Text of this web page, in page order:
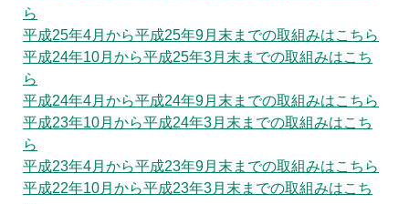
ら
平成25年4月から平成25年9月末までの取組みはこちら
平成24年10月から平成25年3月末までの取組みはこち
ら
平成24年4月から平成24年9月末までの取組みはこちら
平成23年10月から平成24年3月末までの取組みはこち
ら
平成23年4月から平成23年9月末までの取組みはこちら
平成22年10月から平成23年3月末までの取組みはこち